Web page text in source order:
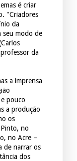
é criar
"Criadores
da
seu modo de
da
a imprensa
pouco
a produção
os
no
no Acre –
de narrar os
dos